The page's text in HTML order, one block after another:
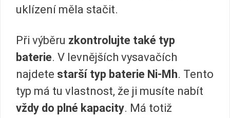
uklízení měla stačit.
Při výběru zkontrolujte také typ
baterie. V levnějších vysavačích
najdete starší typ baterie Ni-Mh. Tento
typ má tu vlastnost, že ji musíte nabít
vždy do plné kapacity. Má totiž